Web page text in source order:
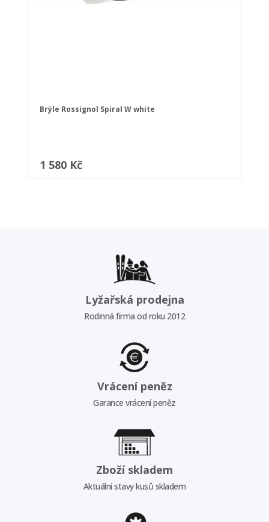
Brýle Rossignol Spiral W white
1 580 Kč
Lyžařská prodejna
Rodinná firma od roku 2012
Vrácení peněz
Garance vrácení peněz
Zboží skladem
Aktuální stavy kusů skladem